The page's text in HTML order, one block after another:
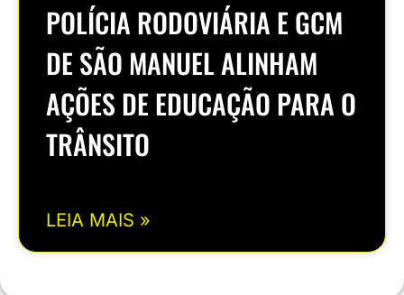
POLÍCIA RODOVIÁRIA E GCM
DE SÃO MANUEL ALINHAM
AÇÕES DE EDUCAÇÃO PARA O
TRÂNSITO
LEIA MAIS »